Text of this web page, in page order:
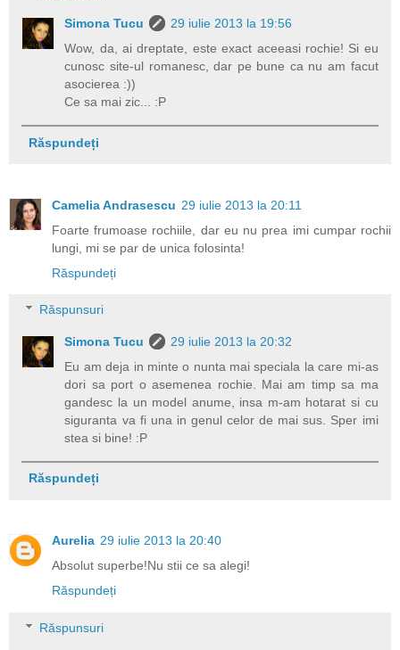
Simona Tucu
29 iulie 2013 la 19:56
Wow, da, ai dreptate, este exact aceeasi rochie! Si eu
cunosc site-ul romanesc, dar pe bune ca nu am facut
asocierea :))
Ce sa mai zic... :P
Răspundeți
Camelia Andrasescu 29 iulie 2013 la 20:11
Foarte frumoase rochiile, dar eu nu prea imi cumpar rochii
lungi, mi se par de unica folosinta!
Răspundeți
Răspunsuri
Simona Tucu
29 iulie 2013 la 20:32
Eu am deja in minte o nunta mai speciala la care mi-as
dori sa port o asemenea rochie. Mai am timp sa ma
gandesc la un model anume, insa m-am hotarat si cu
siguranta va fi una in genul celor de mai sus. Sper imi
stea si bine! :P
Răspundeți
Aurelia 29 iulie 2013 la 20:40
Absolut superbe!Nu stii ce sa alegi!
Răspundeți
Răspunsuri